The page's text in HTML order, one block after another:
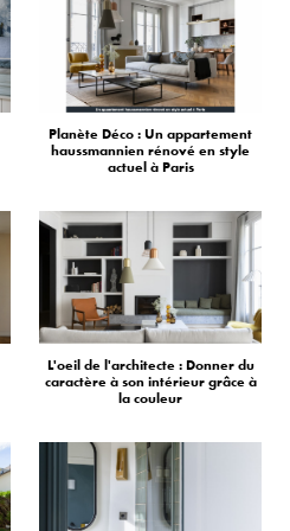
Planète Déco : Un appartement
haussmannien rénové en style
actuel à Paris
L'oeil de l'architecte : Donner du
caractère à son intérieur grâce à
la couleur